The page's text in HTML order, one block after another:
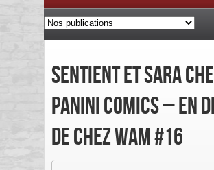
Sentient et Sara
Panini Comics – En
de chez Wam #16